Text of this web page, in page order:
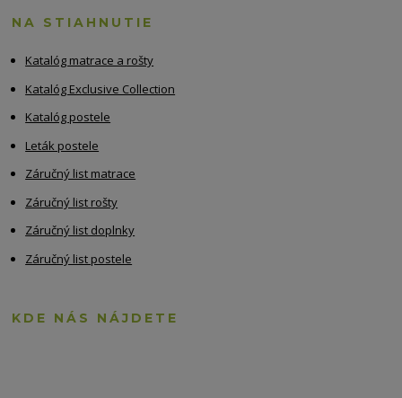
NA STIAHNUTIE
Katalóg matrace a rošty
Katalóg Exclusive Collection
Katalóg postele
Leták postele
Záručný list matrace
Záručný list rošty
Záručný list doplnky
Záručný list postele
KDE NÁS NÁJDETE